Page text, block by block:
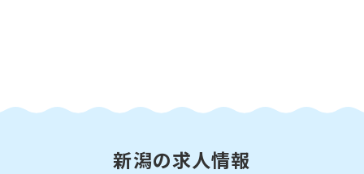
新潟の求人情報